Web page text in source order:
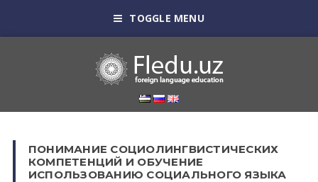
TOGGLE MENU
ПОНИМАНИЕ СОЦИОЛИНГВИСТИЧЕСКИХ
КОМПЕТЕНЦИЙ И ОБУЧЕНИЕ
ИСПОЛЬЗОВАНИЮ СОЦИАЛЬНОГО ЯЗЫКА